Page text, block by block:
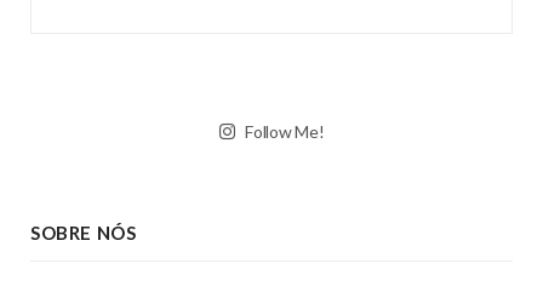
Follow Me!
SOBRE NÓS